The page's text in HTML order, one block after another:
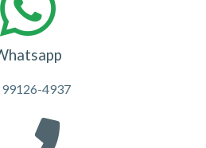
99126-4937